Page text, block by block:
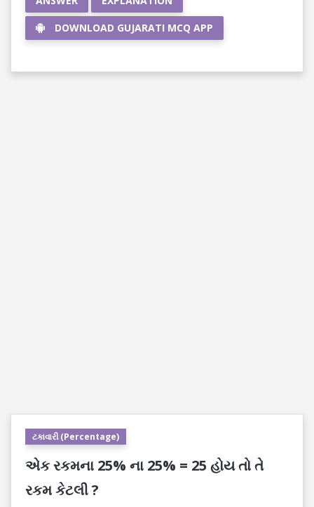
DOWNLOAD GUJARATI MCQ APP
ટકાવારી (Percentage)
એક રકમના 25% ના 25% = 25 હોય તો તે
રકમ કેટલી ?